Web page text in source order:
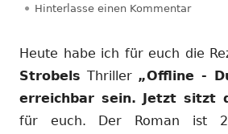
am
Hinterlasse einen Kommentarzu
Heute habe ich für euch die
Strobels Thriller „Offline -
erreichbar sein. Jetzt sitzt
für euch. Der Roman ist